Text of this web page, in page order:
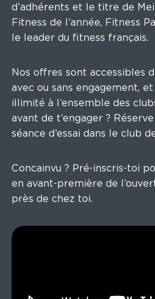
d’adhérents et le titre de
Fitness de l’année, Fitness
le leader du fitness français.
Nos offres sont accessibles
avec ou sans engagement,
illimité à l’ensemble des
avant de t’engager ?
séance d’essai dans le club
Concainvu ? Pré-inscris-toi
en avant-première de
près de chez toi.